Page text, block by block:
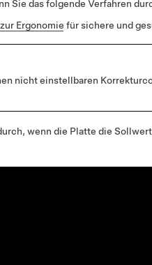
Sie das folgende Verfahren
Ergonomie für sichere und
nicht einstellbaren
wenn die Platte die